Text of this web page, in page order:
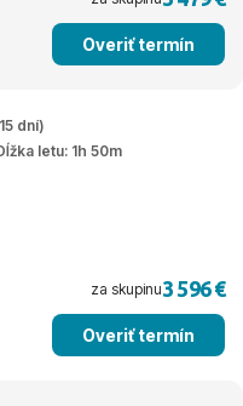
Overiť termín
dní)
letu: 1h 50m
za skupinu3 596 €
Overiť termín